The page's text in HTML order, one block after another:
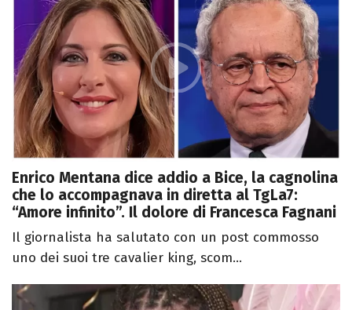
Enrico Mentana dice addio a Bice, la cagnolina
che lo accompagnava in diretta al TgLa7:
“Amore infinito”. Il dolore di Francesca Fagnani
Il giornalista ha salutato con un post commosso
uno dei suoi tre cavalier king, scom...